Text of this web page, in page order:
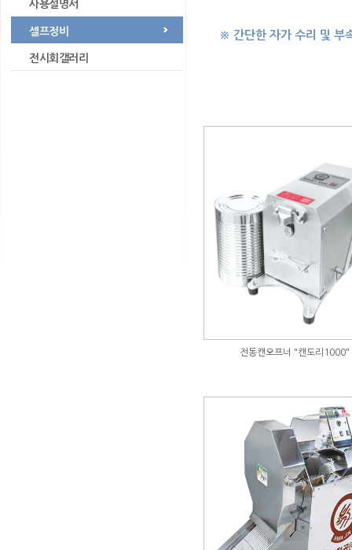
사용설명서
셀프정비
전시회갤러리
※ 간단한 자가 수리 및 부
전동캔오프너 "캔도리1000"